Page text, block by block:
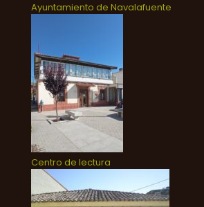
Ayuntamiento de Navalafuente
Centro de lectura